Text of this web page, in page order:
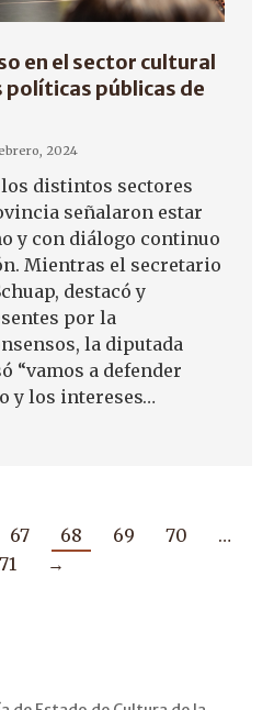
en el sector cultural
públicas de
2024
distintos sectores
señalaron estar
y con diálogo continuo
Mientras el secretario
destacó y
por la
la diputada
“vamos a defender
y los intereses…
67 68 69 70
…
→